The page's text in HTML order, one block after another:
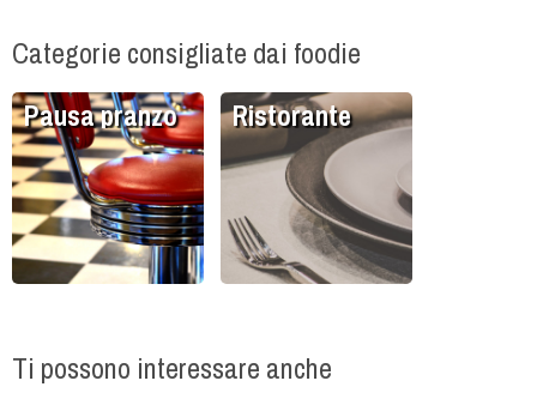
Categorie consigliate dai foodie
Pausa pranzo Ristorante
Ti possono interessare anche